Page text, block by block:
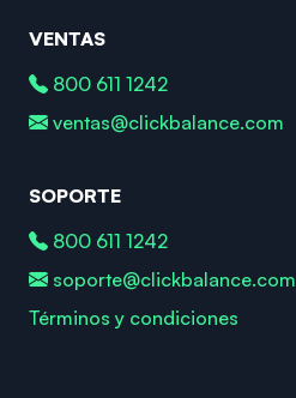
VENTAS
800 611 1242
ventas@clickbalance.com
SOPORTE
800 611 1242
soporte@clickbalance.com
Términos y condiciones